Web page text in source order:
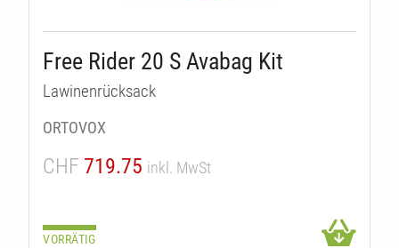
Free Rider 20 S Avabag Kit
Lawinenrücksack
ORTOVOX
CHF 719.75 inkl. MwSt
VORRÄTIG